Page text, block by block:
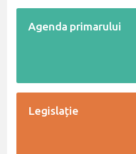
Agenda primarului
Legislație